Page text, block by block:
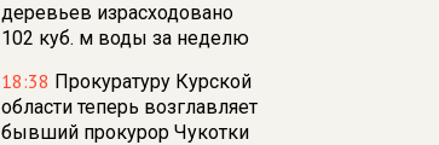
деревьев израсходовано
102 куб. м воды за неделю
18:38 Прокуратуру Курской
области теперь возглавляет
бывший прокурор Чукотки